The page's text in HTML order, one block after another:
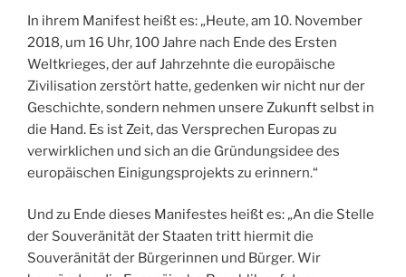
In ihrem Manifest heißt es: „Heute, am 10. November
2018, um 16 Uhr, 100 Jahre nach Ende des Ersten
Weltkrieges, der auf Jahrzehnte die europäische
Zivilisation zerstört hatte, gedenken wir nicht nur der
Geschichte, sondern nehmen unsere Zukunft selbst in
die Hand. Es ist Zeit, das Versprechen Europas zu
verwirklichen und sich an die Gründungsidee des
europäischen Einigungsprojekts zu erinnern.“
Und zu Ende dieses Manifestes heißt es: „An die Stelle
der Souveränität der Staaten tritt hiermit die
Souveränität der Bürgerinnen und Bürger. Wir